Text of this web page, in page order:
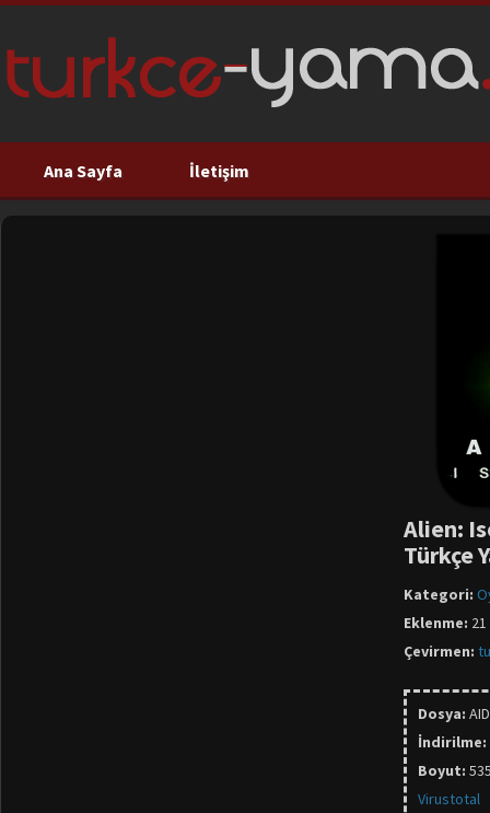
Ana Sayfa İletişim
Alien:
Türkçe
Kategori:
Eklenme:
Çevirmen:
Dosya:
İndirilme:
Boyut:
Virustotal